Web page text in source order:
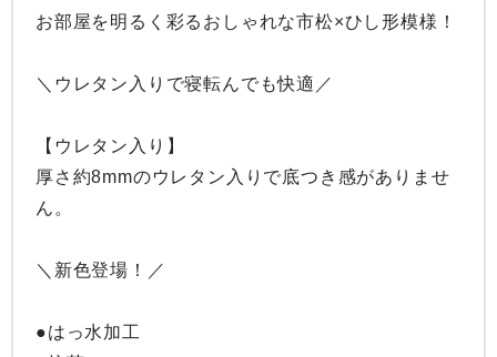
お部屋を明るく彩るおしゃれな市松×ひし形模様！
＼ウレタン入りで寝転んでも快適／
【ウレタン入り】
厚さ約8mmのウレタン入りで底つき感がありませ
ん。
＼新色登場！／
●はっ水加工